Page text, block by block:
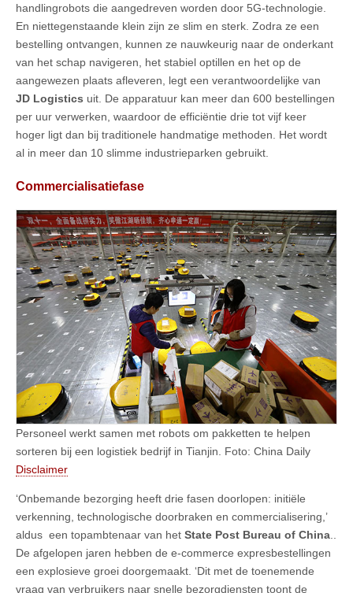
handlingrobots die aangedreven worden door 5G-technologie.
En niettegenstaande klein zijn ze slim en sterk. Zodra ze een
bestelling ontvangen, kunnen ze nauwkeurig naar de onderkant
van het schap navigeren, het stabiel optillen en het op de
aangewezen plaats afleveren, legt een verantwoordelijke van
JD Logistics uit. De apparatuur kan meer dan 600 bestellingen
per uur verwerken, waardoor de efficiëntie drie tot vijf keer
hoger ligt dan bij traditionele handmatige methoden. Het wordt
al in meer dan 10 slimme industrieparken gebruikt.
Commercialisatiefase
Personeel werkt samen met robots om pakketten te helpen
sorteren bij een logistiek bedrijf in Tianjin. Foto: China Daily
Disclaimer
‘Onbemande bezorging heeft drie fasen doorlopen: initiële
verkenning, technologische doorbraken en commercialisering,’
aldus een topambtenaar van het State Post Bureau of China..
De afgelopen jaren hebben de e-commerce expresbestellingen
een explosieve groei doorgemaakt. ‘Dit met de toenemende
vraag van verbruikers naar snelle bezorgdiensten toont de